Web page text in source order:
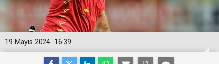
16:39
19 Mayıs 2024